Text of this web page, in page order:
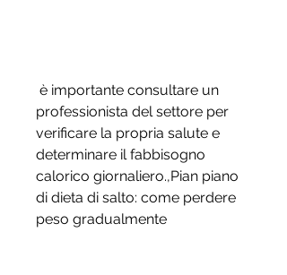
professionista del settore per
verificare la propria salute e
determinare il fabbisogno
calorico giornaliero.,Pian piano
di dieta di salto: come perdere
peso gradualmente